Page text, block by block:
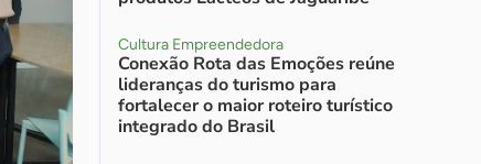
Cultura Empreendedora
Conexão Rota das Emoções reúne
lideranças do turismo para
fortalecer o maior roteiro turístico
integrado do Brasil